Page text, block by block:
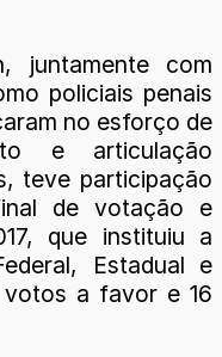
juntamente com
policiais penais
no esforço de
e articulação
teve participação
de votação e
que instituiu a
Estadual e
a favor e 16